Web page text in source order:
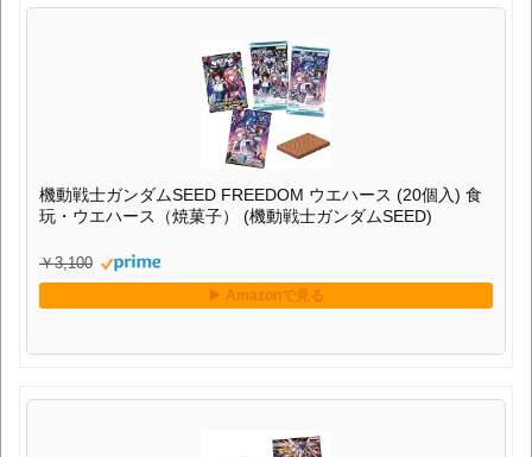
機動戦士ガンダムSEED FREEDOM ウエハース (20個入) 食
玩・ウエハース（焼菓子） (機動戦士ガンダムSEED)
￥3,100